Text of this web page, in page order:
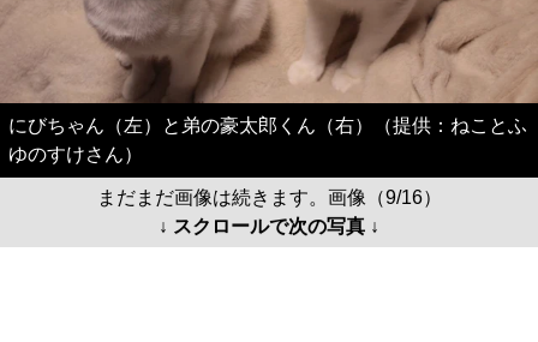
にびちゃん（左）と弟の豪太郎くん（右）（提供：ねことふ
ゆのすけさん）
まだまだ画像は続きます。画像（9/16）
↓ スクロールで次の写真 ↓